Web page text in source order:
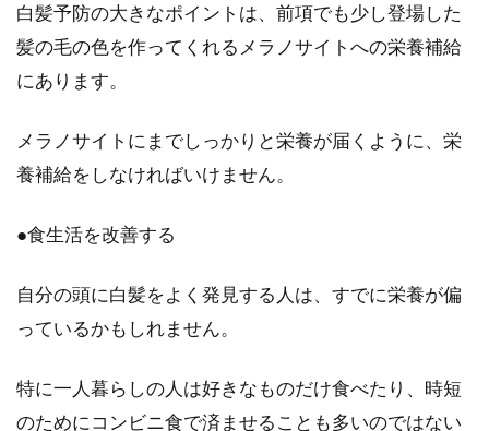
白髪予防の大きなポイントは、前項でも少し登場した
髪の毛の色を作ってくれるメラノサイトへの栄養補給
にあります。
メラノサイトにまでしっかりと栄養が届くように、栄
養補給をしなければいけません。
●食生活を改善する
自分の頭に白髪をよく発見する人は、すでに栄養が偏
っているかもしれません。
特に一人暮らしの人は好きなものだけ食べたり、時短
のためにコンビニ食で済ませることも多いのではない